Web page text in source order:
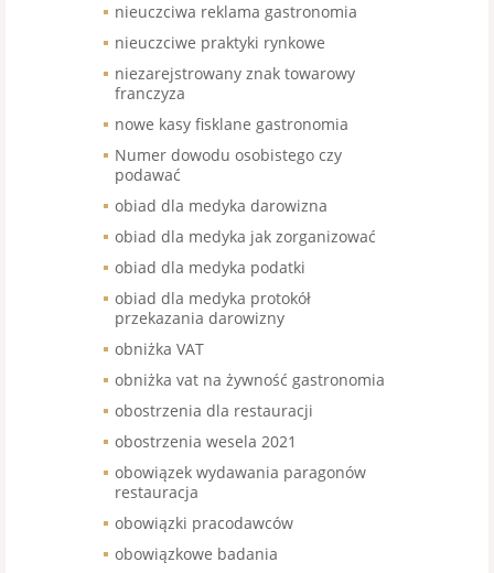
nieuczciwa reklama gastronomia
nieuczciwe praktyki rynkowe
niezarejstrowany znak towarowy
franczyza
nowe kasy fisklane gastronomia
Numer dowodu osobistego czy
podawać
obiad dla medyka darowizna
obiad dla medyka jak zorganizować
obiad dla medyka podatki
obiad dla medyka protokół
przekazania darowizny
obniżka VAT
obniżka vat na żywność gastronomia
obostrzenia dla restauracji
obostrzenia wesela 2021
obowiązek wydawania paragonów
restauracja
obowiązki pracodawców
obowiązkowe badania